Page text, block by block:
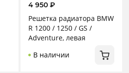
4 950 ₽
Решетка радиатора BMW
R 1200 / 1250 / GS /
Adventure, левая
В наличии